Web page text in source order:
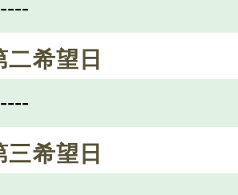
二希望日
三希望日